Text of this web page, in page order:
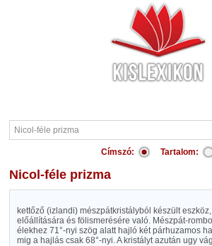
Címszó: Tartalom:
Nicol-féle prizma
kettőző (izlandi) mészpátkristályból készült
előállítására és fölismerésére való. Mészpát-
élekhez 71°-nyi szög alatt hajló két párhuzamos
mig a hajlás csak 68°-nyi. A kristályt azután ugy